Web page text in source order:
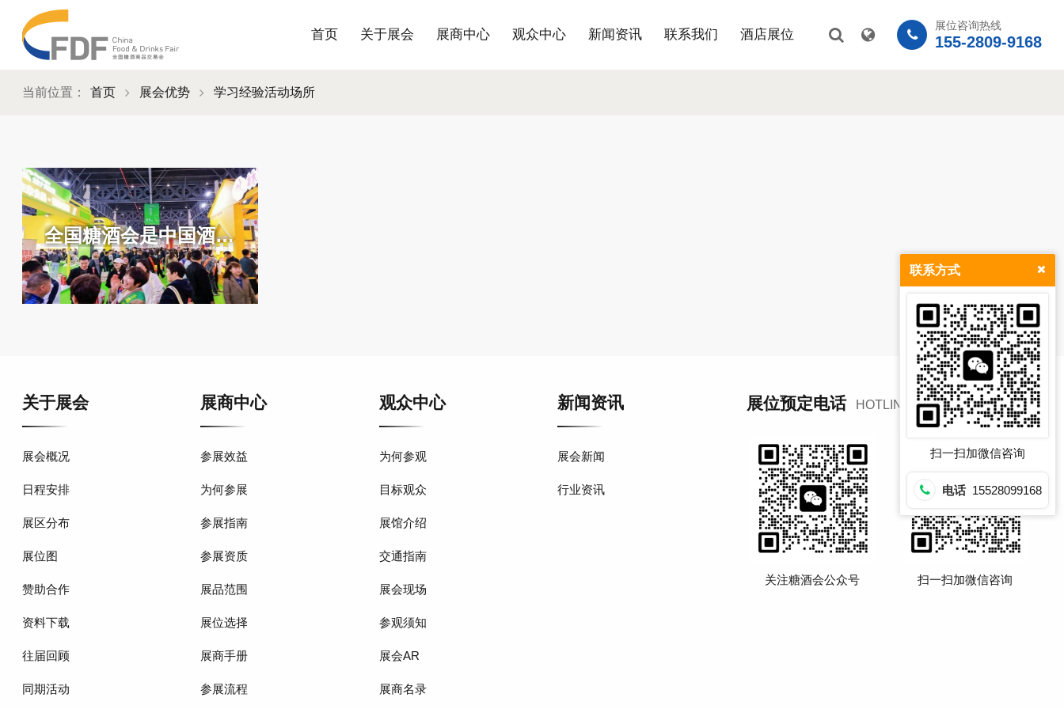
展位咨询热线
155-2809-9168
首页 关于展会 展商中心 观众中心 新闻资讯 联系我们 酒店展位
当前位置： 首页 展会优势 学习经验活动场所
全国糖酒会是中国酒类和食品行业互相学习、观摩,交流思想、观念和经验的活动场所
关于展会
展会概况
日程安排
展区分布
展位图
赞助合作
资料下载
往届回顾
同期活动
展商中心
参展效益
为何参展
参展指南
参展资质
展品范围
展位选择
展商手册
参展流程
观众中心
为何参观
目标观众
展馆介绍
交通指南
展会现场
参观须知
展会AR
展商名录
新闻资讯
展会新闻
行业资讯
展位预定电话 HOTLINE： 15528099168
关注糖酒会公众号 扫一扫加微信咨询
联系方式
扫一扫加微信咨询
电话 15528099168